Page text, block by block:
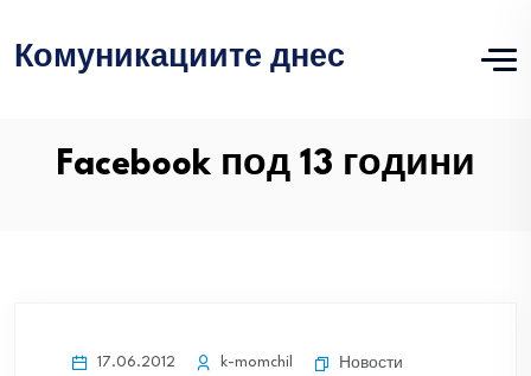
Комуникациите днес
Facebook под 13 години
17.06.2012 k-momchil Новости